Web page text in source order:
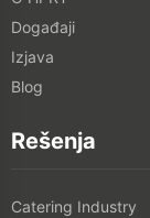
Događaji
Izjava
Blog
Rešenja
Catering Industry